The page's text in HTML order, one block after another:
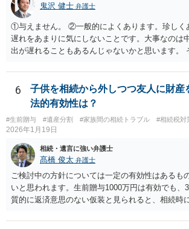
鬼沢 健士 弁護士
①与えません。 ②一般的によくあります。珍し
遅れをあまりに気にしないことです。大事なのは
出が遅れることもあるんじゃないかと思います。
6
子供を相続から外しつつ友人に財産
法的有効性は？
#生前贈与 #遺産分割 #家族間の相続トラブル #相続税対
2026年1月19日
相続・遺言に強い弁護士
髙橋 俊太 弁護士
ご検討中の方針については一定の有効性はあるも
いと思われます。生前贈与1000万円は有効でも、
質的に返済意思のない仮装と見られると、相続時
法として考えられるものとしては、 ①信託（家族